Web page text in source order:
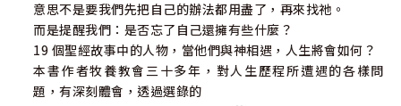
意思不是要我們先把自己的辦法都用盡了，再來找祂。
而是提醒我們：是否忘了自己還擁有些什麼？
19 個聖經故事中的人物，當他們與神相遇，人生將會如何？
本書作者牧養教會三十多年，對人生歷程所遭遇的各樣問
題，有深刻體會，透過選錄的